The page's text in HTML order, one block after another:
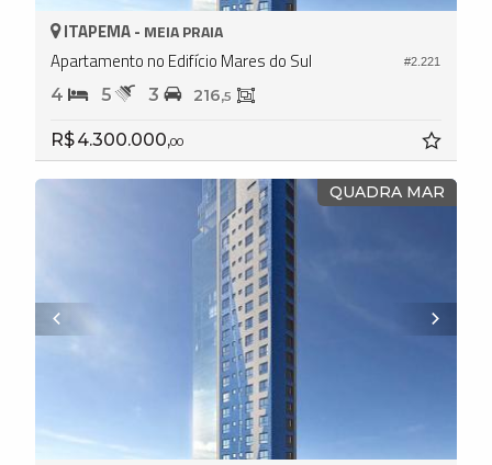
#2.221
ITAPEMA - MEIA PRAIA
Apartamento no Edifício Mares do Sul
4 5 3 216,5
R$ 4.300.000,00
QUADRA MAR